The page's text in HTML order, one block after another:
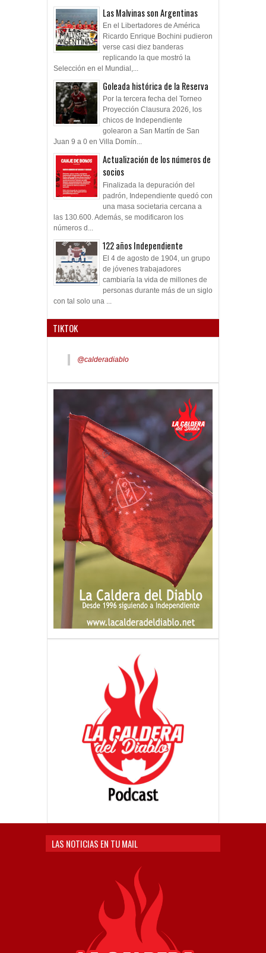
Las Malvinas son Argentinas
En el Libertadores de América
Ricardo Enrique Bochini pudieron
verse casi diez banderas
replicando la que mostró la
Selección en el Mundial,...
Goleada histórica de la Reserva
Por la tercera fecha del Torneo
Proyección Clausura 2026, los
chicos de Independiente
golearon a San Martín de San
Juan 9 a 0 en Villa Domín...
Actualización de los números de
socios
Finalizada la depuración del
padrón, Independiente quedó con
una masa societaria cercana a
las 130.600. Además, se modificaron los
números d...
122 años Independiente
El 4 de agosto de 1904, un grupo
de jóvenes trabajadores
cambiaría la vida de millones de
personas durante más de un siglo
con tal solo una ...
TIKTOK
@calderadiablo
LAS NOTICIAS EN TU MAIL